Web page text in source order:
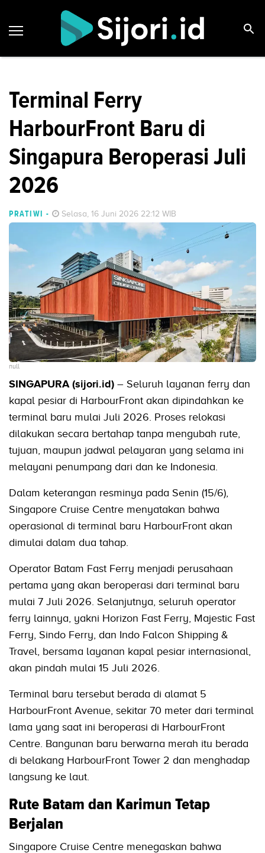
Terminal Ferry
HarbourFront Baru di
Singapura Beroperasi Juli
2026
PRATIWI - Selasa, 16 Juni 2026 22:12 WIB
null
SINGAPURA (sijori.id) – Seluruh layanan ferry dan
kapal pesiar di HarbourFront akan dipindahkan ke
terminal baru mulai Juli 2026. Proses relokasi
dilakukan secara bertahap tanpa mengubah rute,
tujuan, maupun jadwal pelayaran yang selama ini
melayani penumpang dari dan ke Indonesia.
Dalam keterangan resminya pada Senin (15/6),
Singapore Cruise Centre menyatakan bahwa
operasional di terminal baru HarbourFront akan
dimulai dalam dua tahap.
Operator Batam Fast Ferry menjadi perusahaan
pertama yang akan beroperasi dari terminal baru
mulai 7 Juli 2026. Selanjutnya, seluruh operator
ferry lainnya, yakni Horizon Fast Ferry, Majestic Fast
Ferry, Sindo Ferry, dan Indo Falcon Shipping &
Travel, bersama layanan kapal pesiar internasional,
akan pindah mulai 15 Juli 2026.
Terminal baru tersebut berada di alamat 5
HarbourFront Avenue, sekitar 70 meter dari terminal
lama yang saat ini beroperasi di HarbourFront
Centre. Bangunan baru berwarna merah itu berada
di belakang HarbourFront Tower 2 dan menghadap
langsung ke laut.
Rute Batam dan Karimun Tetap
Berjalan
Singapore Cruise Centre menegaskan bahwa